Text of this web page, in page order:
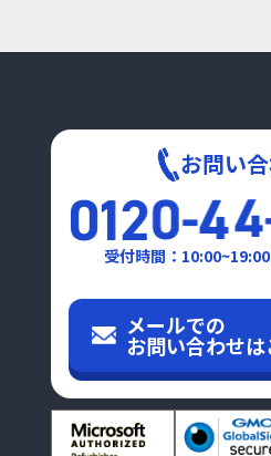
お問い
受付時間：
メールでの
お問い合わせは